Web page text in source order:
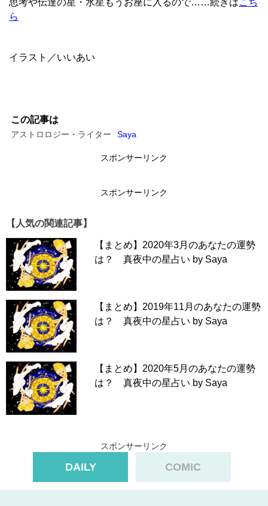
思考や伝達の星・水星もうお座に入るので……続きはこち
ら
イラスト／いいあい
この記事は
アストロロジー・ライター Saya
スポンサーリンク
スポンサーリンク
【人気の関連記事】
【まとめ】2020年3月のあなたの運勢
は？ 真夜中の星占い by Saya
【まとめ】2019年11月のあなたの運勢
は？ 真夜中の星占い by Saya
【まとめ】2020年5月のあなたの運勢
は？ 真夜中の星占い by Saya
スポンサーリンク
DAILY COMIC